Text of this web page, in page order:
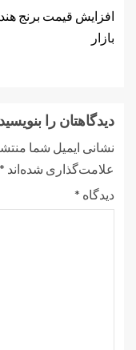
افزایش قیمت برنج
بازار
دیدگاهتان را بنویسید
نشانی ایمیل شما
علامت‌گذاری شده‌اند *
دیدگاه *